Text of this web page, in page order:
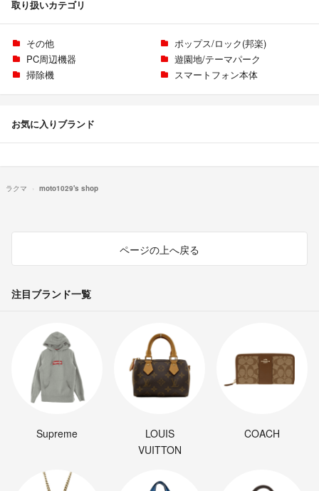
取り扱いカテゴリ
その他
ポップス/ロック(邦楽)
PC周辺機器
遊園地/テーマパーク
掃除機
スマートフォン本体
お気に入りブランド
ラクマ moto1029's shop
ページの上へ戻る
注目ブランド一覧
Supreme
LOUIS
VUITTON
COACH